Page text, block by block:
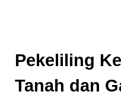
Pekeliling
Tanah dan